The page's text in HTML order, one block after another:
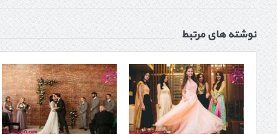
نوشته های مرتبط